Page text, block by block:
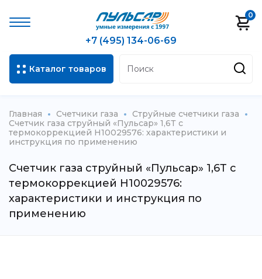
0
+7 (495) 134-06-69
Каталог товаров
Главная Счетчики газа
Струйные счетчики газа
Счетчик газа струйный «Пульсар» 1,6Т с
термокоррекцией Н10029576: характеристики и
инструкция по применению
Счетчик газа струйный «Пульсар» 1,6Т с
термокоррекцией Н10029576:
характеристики и инструкция по
применению